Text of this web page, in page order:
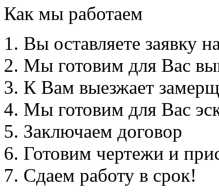
Как мы работаем
Вы оставляете заявку
Мы готовим для Вас
К Вам выезжает
Мы готовим для Вас
Заключаем договор
Готовим чертежи и
Сдаем работу в срок!